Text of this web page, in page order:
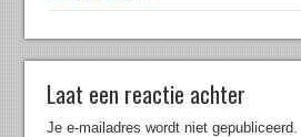
Laat een reactie achter
Je e-mailadres wordt niet gepubliceerd.